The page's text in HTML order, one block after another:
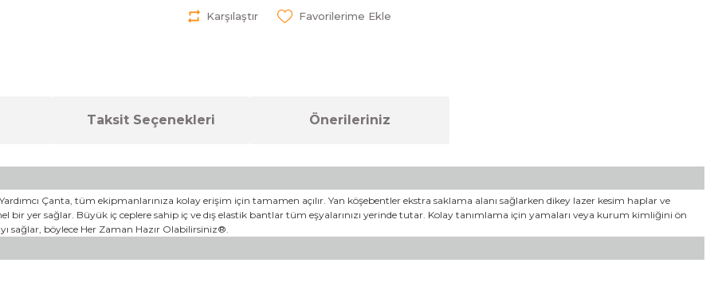
Karşılaştır
Taksit Seçenekleri Önerileriniz
Yardımcı Çanta, tüm ekipmanlarınıza kolay erişim için tamamen açılır. Yan köşebentler ekstra saklama alanı sağlarken dikey lazer kesim haplar ve
bir yer sağlar. Büyük iç ceplere sahip iç ve dış elastik bantlar tüm eşyalarınızı yerinde tutar. Kolay tanımlama için yamaları veya kurum kimliğini ön
sağlar, böylece Her Zaman Hazır Olabilirsiniz®.